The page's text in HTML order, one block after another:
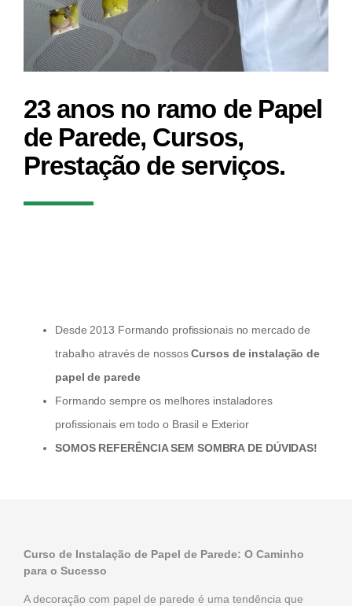
23 anos no ramo de Papel
de Parede, Cursos,
Prestação de serviços.
Desde 2013 Formando profissionais no mercado de
trabalho através de nossosCursos de instalação de
papel de parede
Formando sempre os melhores instaladores
profissionais em todo o Brasil e Exterior
SOMOS REFERÊNCIA SEM SOMBRA DE DÚVIDAS!
Curso de Instalação de Papel de Parede: O Caminho
para o Sucesso
A decoração com papel de parede é uma tendência que